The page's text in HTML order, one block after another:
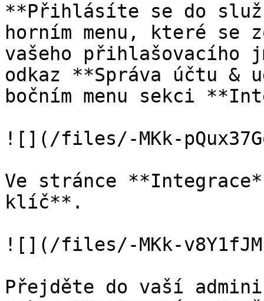
**Přihlásíte se do
horním menu, které
vašeho přihlašovacího
odkaz **Správa účtu &
bočním menu sekci
![](/files/-MKk-
Ve stránce
klíč**.
![](/files/-MKk-
Přejděte do vaší